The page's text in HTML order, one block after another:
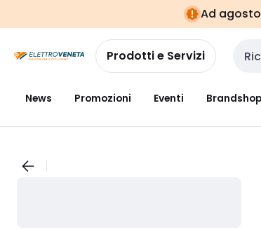
navigazionealla
pagina
Ad
Prodotti e Servizi
News Promozioni Eventi Brandshop